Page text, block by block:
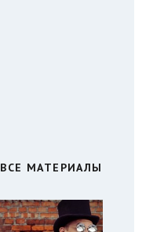
ВСЕ МАТЕРИАЛЫ